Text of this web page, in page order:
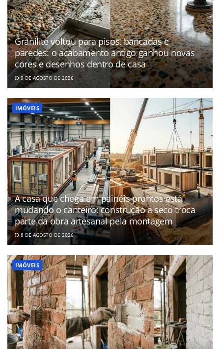
Granilite voltou para pisos, bancadas e
paredes: o acabamento antigo ganhou novas
cores e desenhos dentro de casa
9 DE AGOSTO DE 2026
IMÓVEIS
A casa que chega em painéis prontos está
mudando o canteiro: construção a seco troca
parte da obra artesanal pela montagem
8 DE AGOSTO DE 2026
IMÓVEIS